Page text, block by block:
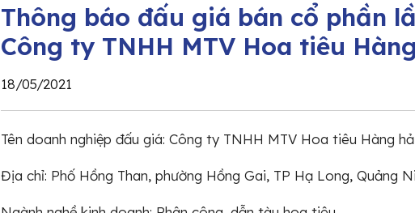
Thông báo đấu giá bán cổ phần
Công ty TNHH MTV Hoa tiêu
18/05/2021
Tên doanh nghiệp đấu giá: Công ty TNHH MTV Hoa tiêu Hàng
Địa chỉ: Phố Hồng Than, phường Hồng Gai, TP Hạ Long, Quảng